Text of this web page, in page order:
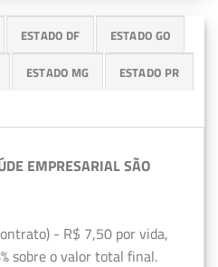
ESTADO DF ESTADO GO
ESTADO MG ESTADO PR
EMPRESARIAL SÃO
- R$ 7,50 por vida,
sobre o valor total final.